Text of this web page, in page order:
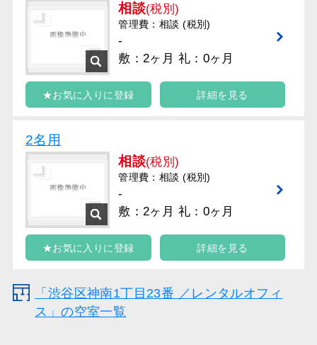
相談(税別)
管理費：相談 (税別)
-
敷：2ヶ月 礼：0ヶ月
★お気に入りに登録 詳細を見る
2名用
相談(税別)
管理費：相談 (税別)
-
敷：2ヶ月 礼：0ヶ月
★お気に入りに登録 詳細を見る
「渋谷区神南1丁目23番 ／レンタルオフィ
ス」の空室一覧